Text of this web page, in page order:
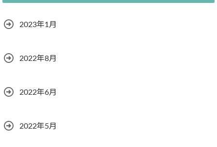
2023年1月
2022年8月
2022年6月
2022年5月